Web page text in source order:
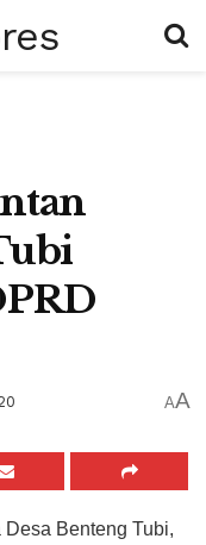
AA
Desa Benteng Tubi,